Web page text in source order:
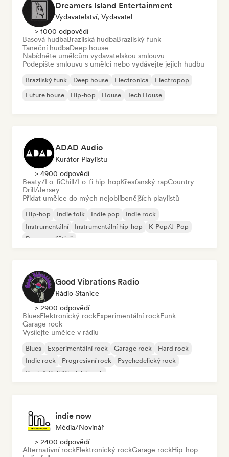
Dreamers Island Entertainment
Vydavatelství, Vydavatel
> 1000 odpovědí
Basová hudbaBrazilská hudbaBrazilský funk
Taneční hudbaDeep house
Nabídněte umělcům vydavatelskou smlouvu
Podepište smlouvu s umělci nebo vydávejte jejich hudbu
Brazilský funk Deep house Electronica
Electropop
Future house
Hip-hop House Tech House
ADAD Audio
Kurátor Playlistu
> 4900 odpovědí
Beaty/Lo-fiChill/Lo-fi hip-hopKřesťanský rapCountry
Drill/Jersey
Přidat umělce do mých nejoblíbenějších playlistů
Hip-hop Indie folk Indie pop
Indie rock
Instrumentální
Instrumentální hip-hop
K-Pop/J-Pop
Rap v angličtině
Good Vibrations Radio
Rádio Stanice
> 2900 odpovědí
BluesElektronický rockExperimentální rockFunk
Garage rock
Vysílejte umělce v rádiu
Blues Experimentální rock Garage rock
Hard rock
Indie rock
Progresivní rock
Psychedelický rock
Rock & Roll/Klasický rock
indie now
Média/novinář
> 2400 odpovědí
Alternativní rockElektronický rockGarage rockHip-hop